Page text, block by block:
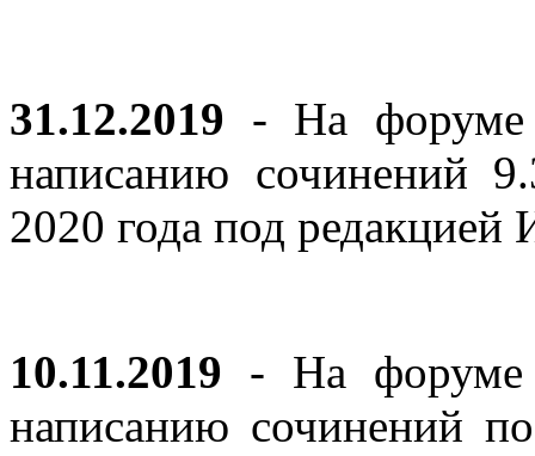
31.12.2019 - На форуме
написанию сочинений
2020 года под
10.11.2019 - На форуме
написанию сочинений